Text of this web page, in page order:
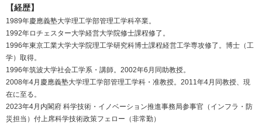
【経歴】
1989年慶應義塾大学理工学部管理工学科卒業。
1992年ロチェスター大学経営大学院修士課程修了。
1996年東京工業大学大学院理工学研究科博士課程経営工学専攻修了。博士（工
学）取得。
1996年筑波大学社会工学系・講師。2002年6月同助教授。
2008年4月慶應義塾大学理工学部管理工学科・准教授。2011年4月同教授、現
在に至る。
2023年4月内閣府 科学技術・イノベーション推進事務局参事官（インフラ・防
災担当）付上席科学技術政策フェロー（非常勤）